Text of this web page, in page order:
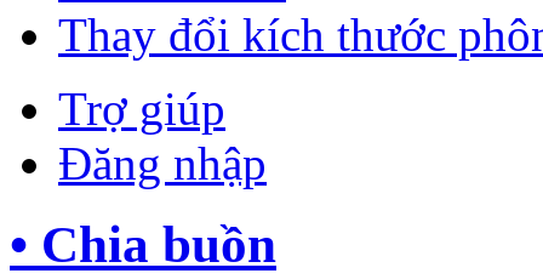
Thay đổi kích thước
Trợ giúp
Đăng nhập
• Chia buồn